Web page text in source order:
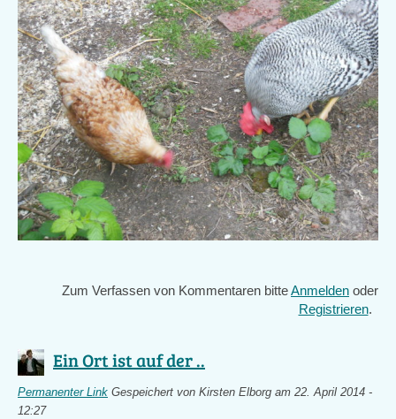
Zum Verfassen von Kommentaren bitteAnmelden oder
Registrieren.
Ein Ort ist auf der ..
Permanenter Link Gespeichert von Kirsten Elborg am 22. April 2014 -
12:27